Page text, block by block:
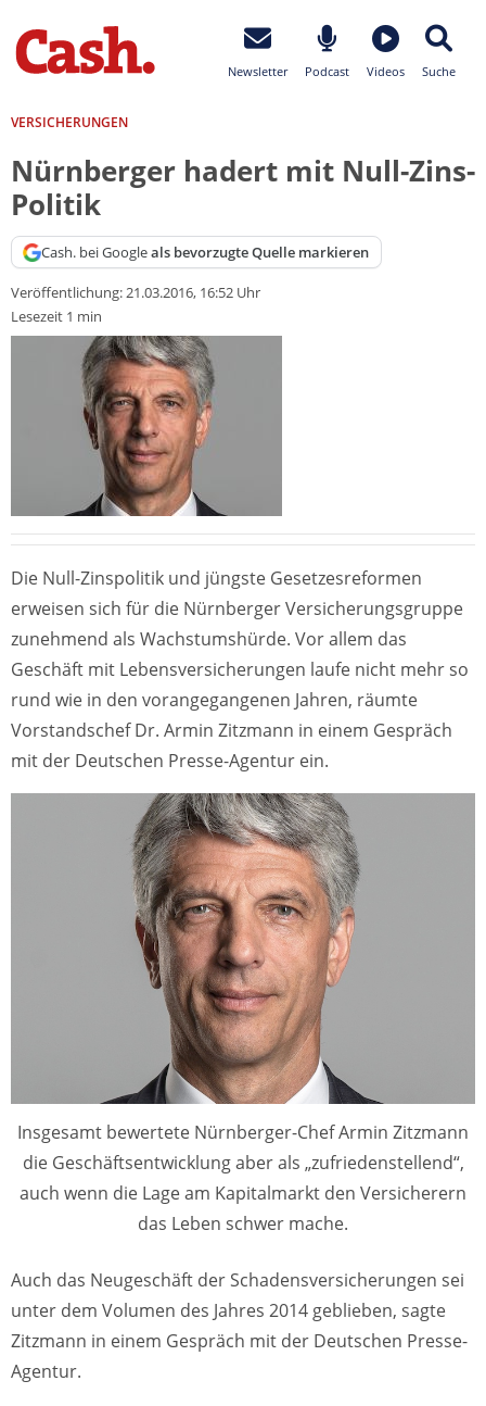
Newsletter Podcast Videos Suche
VERSICHERUNGEN
Nürnberger hadert mit Null-Zins-
Politik
Cash. bei Googleals bevorzugte Quelle markieren
Veröffentlichung:21.03.2016, 16:52 Uhr
Lesezeit 1 min
Die Null-Zinspolitik und jüngste Gesetzesreformen
erweisen sich für die Nürnberger Versicherungsgruppe
zunehmend als Wachstumshürde. Vor allem das
Geschäft mit Lebensversicherungen laufe nicht mehr so
rund wie in den vorangegangenen Jahren, räumte
Vorstandschef Dr. Armin Zitzmann in einem Gespräch
mit der Deutschen Presse-Agentur ein.
Insgesamt bewertete Nürnberger-Chef Armin Zitzmann
die Geschäftsentwicklung aber als „zufriedenstellend“,
auch wenn die Lage am Kapitalmarkt den Versicherern
das Leben schwer mache.
Auch das Neugeschäft der Schadensversicherungen sei
unter dem Volumen des Jahres 2014 geblieben, sagte
Zitzmann in einem Gespräch mit der Deutschen Presse-
Agentur.